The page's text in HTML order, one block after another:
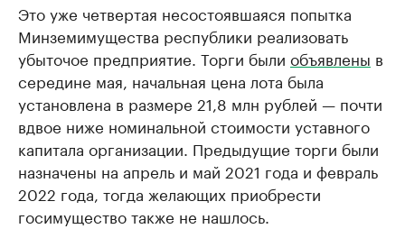
Это уже четвертая несостоявшаяся попытка
Минземимущества республики реализовать
убыточое предприятие. Торги были объявлены в
середине мая, начальная цена лота была
установлена в размере 21,8 млн рублей — почти
вдвое ниже номинальной стоимости уставного
капитала организации. Предыдущие торги были
назначены на апрель и май 2021 года и февраль
2022 года, тогда желающих приобрести
госимущество также не нашлось.